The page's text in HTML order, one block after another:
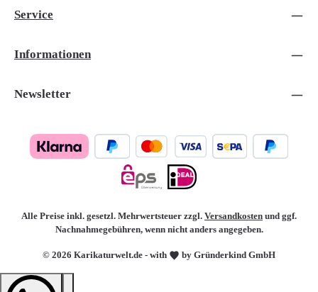
Service
Informationen
Newsletter
© 2026 Karikaturwelt.de - with by Gründerkind GmbH
Alle Preise inkl. gesetzl. Mehrwertsteuer zzgl. Versandkosten und ggf.
Nachnahmegebühren, wenn nicht anders angegeben.